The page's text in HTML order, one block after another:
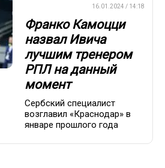
16.01.2024 / 14:18
Франко Камоцци
назвал Ивича
лучшим тренером
РПЛ на данный
момент
Сербский специалист
возглавил «Краснодар» в
январе прошлого года